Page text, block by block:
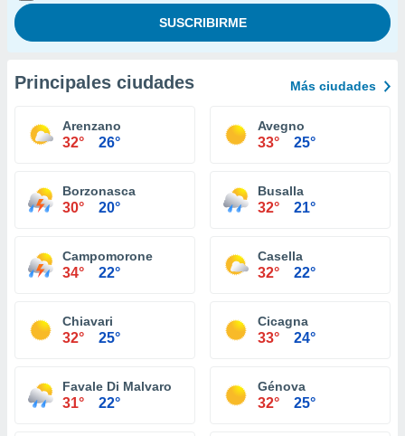
Principales ciudades Más ciudades
Arenzano
32° 26°
Avegno
33° 25°
Borzonasca
30° 20°
Busalla
32° 21°
Campomorone
34° 22°
Casella
32° 22°
Chiavari
32° 25°
Cicagna
33° 24°
Favale Di Malvaro
31° 22°
Génova
32° 25°